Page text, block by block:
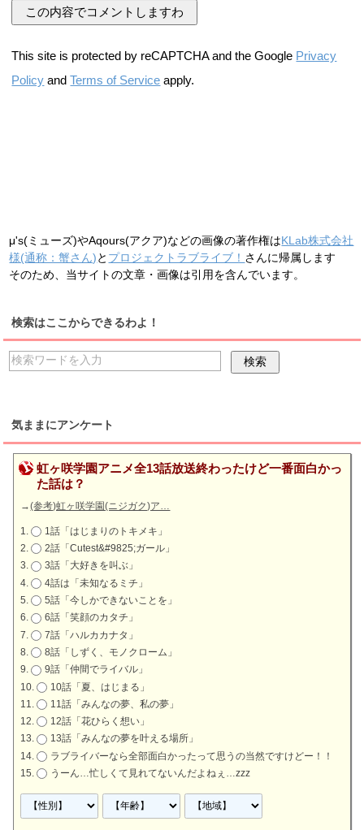
This site is protected by reCAPTCHA and the Google Privacy
Policy andTerms of Service apply.
μ's(ミューズ)やAqours(アクア)などの画像の著作権はKLab株式会社
様(通称：蟹さん)と プロジェクトラブライブ！ さんに帰属します
そのため、当サイトの文章・画像は引用を含んでいます。
検索はここからできるわよ！
気ままにアンケート
虹ヶ咲学園アニメ全13話放送終わったけど一番面白かっ
た話は？
→(参考)虹ヶ咲学園(ニジガク)ア…
1話「はじまりのトキメキ」
2話「Cutest&#9825;ガール」
3話「大好きを叫ぶ」
4話は「未知なるミチ」
5話「今しかできないことを」
6話「笑顔のカタチ」
7話「ハルカカナタ」
8話「しずく、モノクローム」
9話「仲間でライバル」
10話「夏、はじまる」
11話「みんなの夢、私の夢」
12話「花ひらく想い」
13話「みんなの夢を叶える場所」
ラブライバーなら全部面白かったって思うの当然ですけどー！！
うーん…忙しくて見れてないんだよねぇ…zzz